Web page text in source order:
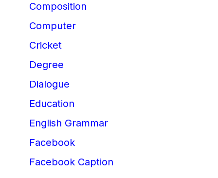
Composition
Computer
Cricket
Degree
Dialogue
Education
English Grammar
Facebook
Facebook Caption